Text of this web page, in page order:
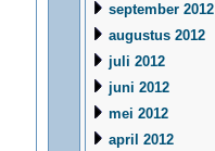
september 2012
augustus 2012
juli 2012
juni 2012
mei 2012
april 2012